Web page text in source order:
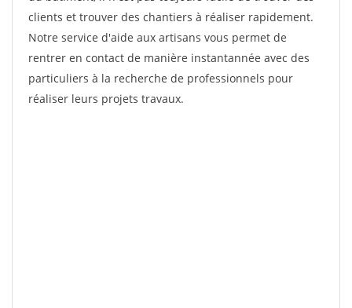
clients et trouver des chantiers à réaliser rapidement.
Notre service d'aide aux artisans vous permet de
rentrer en contact de manière instantannée avec des
particuliers à la recherche de professionnels pour
réaliser leurs projets travaux.